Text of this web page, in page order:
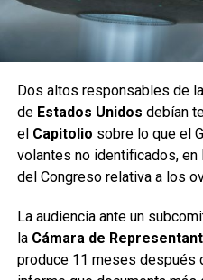
Dos altos responsables de
de Estados Unidos debían
el Capitolio sobre lo que el
volantes no identificados, en
del Congreso relativa a los
La audiencia ante un
la Cámara de
produce 11 meses después